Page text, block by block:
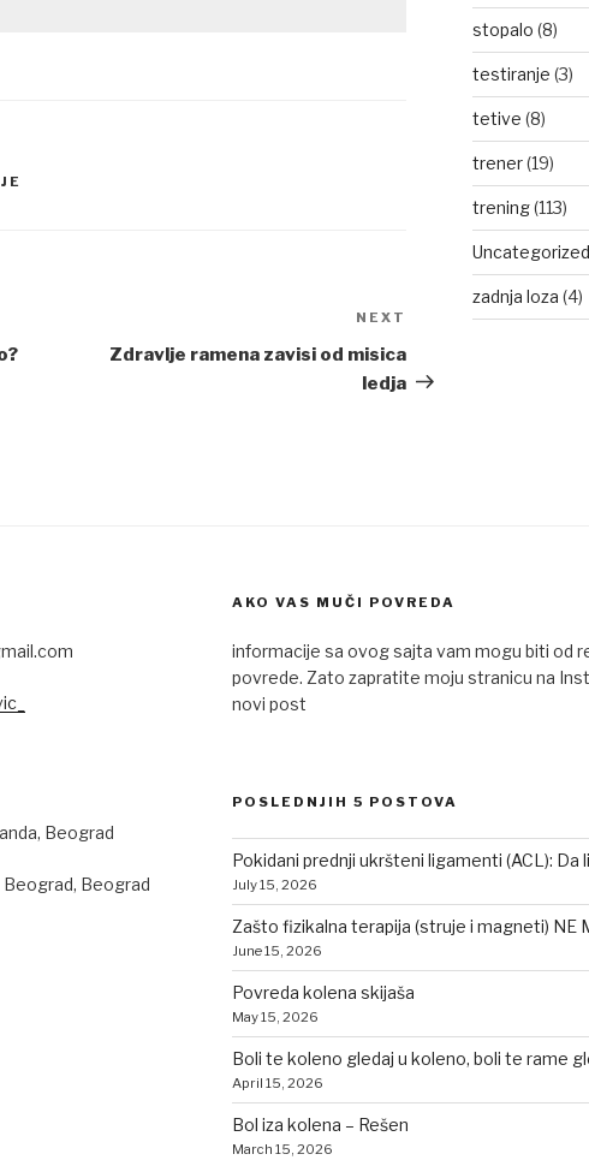
Post
NEXT
Zdravlje ramena zavisi od misica
ledja
stopalo (8)
testiranje (3)
tetive (8)
trener(19)
trening(113)
Uncategorized
zadnja loza (4)
Beograd
Beograd, Beograd
AKO VAS MUČI POVREDA
informacije sa ovog sajta vam mogu biti od
povrede. Zato zapratite moju stranicu na
novi post
POSLEDNJIH 5 POSTOVA
Pokidani prednji ukršteni ligamenti (ACL): Da
July 15, 2026
Zašto fizikalna terapija (struje i magneti) NE
June 15, 2026
Povreda kolena skijaša
May 15, 2026
Boli te koleno gledaj u koleno, boli te rame
April 15, 2026
Bol iza kolena – Rešen
March 15, 2026